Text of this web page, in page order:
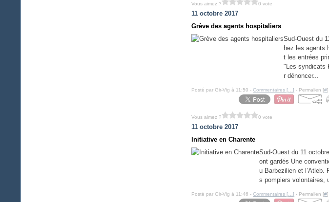
Vous aimez ? 0 vote
11 octobre 2017
Grève des agents hospitaliers
Sud-Ouest du
hez les agents
t les entrées
"Les syndicats
r dénoncer...
Posté par Gir-Vig à 11:50 -Commentaires [ …] - Permalien [#]
Vous aimez ? 0 vote
11 octobre 2017
Initiative en Charente
Sud-Ouest du 11
ont gardés Une
u Barbezilien et l’Atleb.
s pompiers volontaires,
Posté par Gir-Vig à 11:46 -Commentaires [ …] - Permalien [#]